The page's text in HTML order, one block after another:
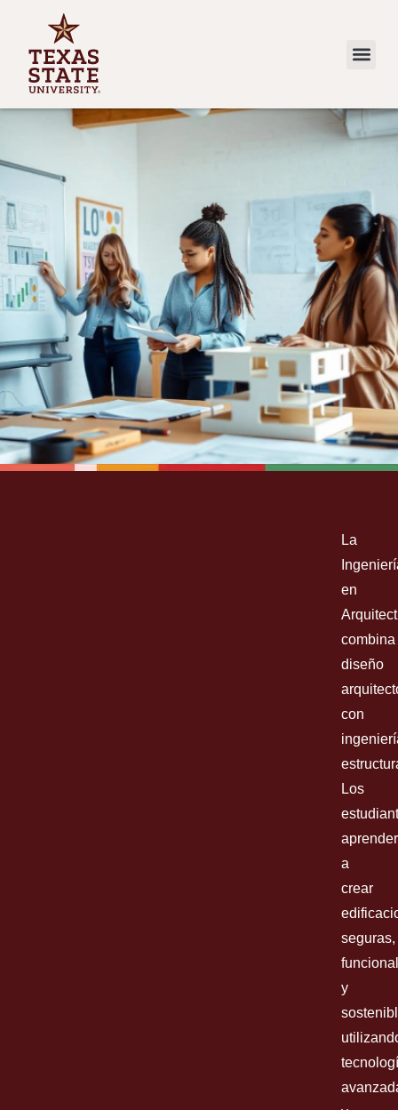
La
en
combina
diseño
con
Los
a
crear
seguras,
y